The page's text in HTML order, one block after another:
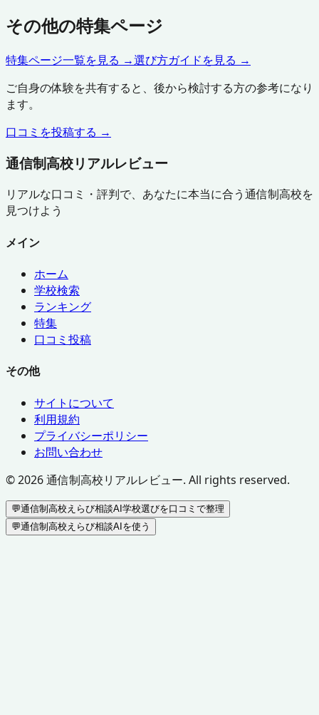
その他の特集ページ
特集ページ一覧を見る →選び方ガイドを見る →
ご自身の体験を共有すると、後から検討する方の参考になり
ます。
口コミを投稿する →
通信制高校リアルレビュー
リアルな口コミ・評判で、あなたに本当に合う通信制高校を
見つけよう
メイン
ホーム
学校検索
ランキング
特集
口コミ投稿
その他
サイトについて
利用規約
プライバシーポリシー
お問い合わせ
©2026通信制高校リアルレビュー. All rights reserved.
💬通信制高校えらび相談AI学校選びを口コミで整理
💬通信制高校えらび相談AIを使う